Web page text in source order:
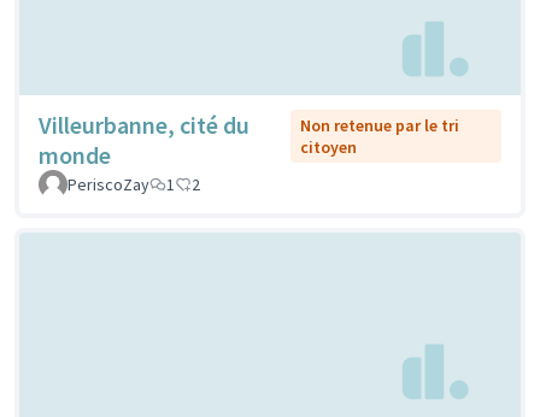
Villeurbanne, cité du
monde
Non retenue par le tri
citoyen
PeriscoZay
1 2